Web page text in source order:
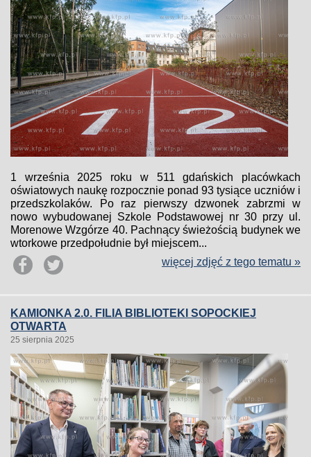
1 września 2025 roku w 511 gdańskich placówkach
oświatowych naukę rozpocznie ponad 93 tysiące uczniów i
przedszkolaków. Po raz pierwszy dzwonek zabrzmi w
nowo wybudowanej Szkole Podstawowej nr 30 przy ul.
Morenowe Wzgórze 40. Pachnący świeżością budynek we
wtorkowe przedpołudnie był miejscem...
więcej zdjęć z tego tematu »
KAMIONKA 2.0. FILIA BIBLIOTEKI SOPOCKIEJ
OTWARTA
25 sierpnia 2025